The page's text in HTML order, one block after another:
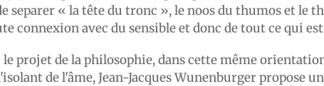
separer « la tête du tronc », le noos du thumos et le
connexion avec du sensible et donc de tout ce qui
projet de la philosophie, dans cette même
de l'âme, Jean-Jacques Wunenburger